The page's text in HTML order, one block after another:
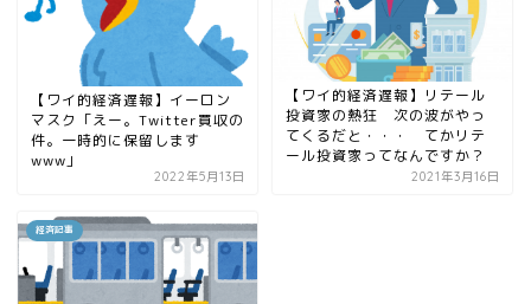
【ワイ的経済遅報】イーロン
マスク「えー。Twitter買収の
件。一時的に保留します
www」
2022年5月13日
【ワイ的経済遅報】リテール
投資家の熱狂 次の波がやっ
てくるだと・・・ てかリテ
ール投資家ってなんですか？
2021年3月16日
経済記事